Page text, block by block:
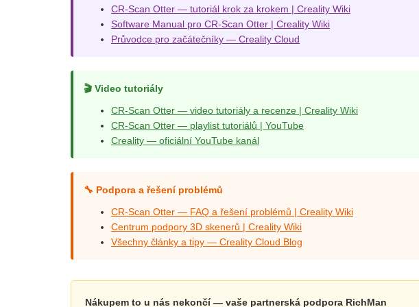
CR-Scan Otter — tutoriál krok za krokem | Creality Wiki
Software Manual pro CR-Scan Otter | Creality Wiki
Průvodce pro začátečníky — Creality Cloud
🎬 Video tutoriály
CR-Scan Otter — video tutoriály a recenze | Creality Wiki
CR-Scan Otter — playlist tutoriálů | YouTube
Creality — oficiální YouTube kanál
🔧 Podpora a řešení problémů
CR-Scan Otter — FAQ a řešení problémů | Creality Wiki
Centrum podpory 3D skenerů | Creality Wiki
Všechny články a tipy — Creality Cloud Blog
Nákupem to u nás nekončí — vaše partnerská podpora RichMan